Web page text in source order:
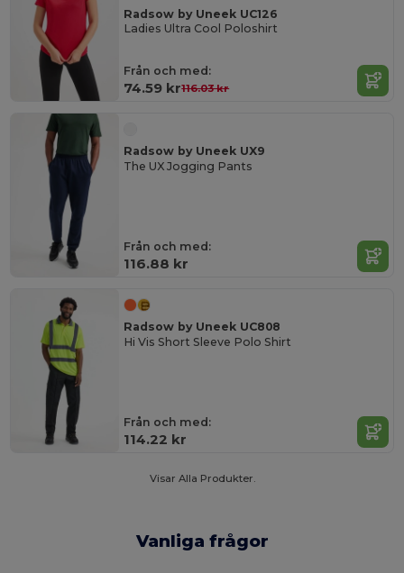
Radsow by Uneek UC126
Ladies Ultra Cool Poloshirt
Från och med:
74.59 kr116.03 kr
Radsow by Uneek UX9
The UX Jogging Pants
Från och med:
116.88 kr
Radsow by Uneek UC808
Hi Vis Short Sleeve Polo Shirt
Från och med:
114.22 kr
Visar Alla Produkter.
Vanliga frågor